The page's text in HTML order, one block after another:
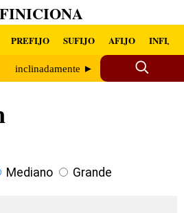
PREFIJO SUFIJO AFIJO INFIJO
inclinadamente ►
Mediano Grande